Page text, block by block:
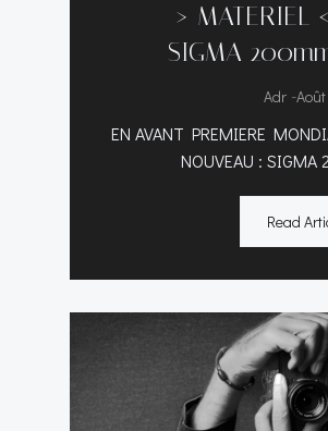
—–> MATERIEL
SIGMA
Adr -
EN AVANT PREMIERE
NOUVEAU :
Read